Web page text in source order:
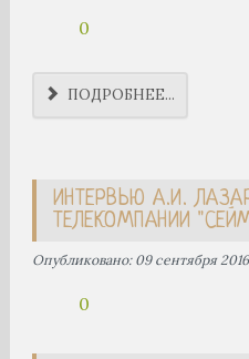
0
ПОДРОБНЕЕ...
ИНТЕРВЬЮ А.И.
ТЕЛЕКОМПАНИИ
Опубликовано: 09 сентября 2016
0